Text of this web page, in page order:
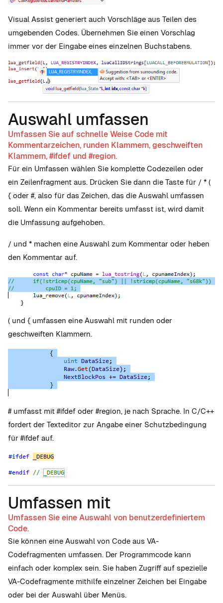
Visual Assist generiert auch Vorschläge aus Teilen des
umgebenden Codes. Übernehmen Sie einen Vorschlag
immer vor der Eingabe eines einzelnen Buchstabens.
Auswahl umfassen
Umfassen Sie auf schnelle Weise Code mit
Kommentarzeichen, runden Klammern, geschweiften
Klammern, #ifdef und #region.
Für ein Umfassen wählen Sie komplette Codezeilen oder
ein Zeilenfragment aus. Drücken Sie dann die Taste für / * (
{ oder #, also für das Zeichen, das die Auswahl umfassen
soll. Wenn ein Kommentar bereits umfasst ist, wird damit
die Umfassung aufgehoben.
/ und * machen eine Auswahl zum Kommentar oder heben
den Kommentar auf.
( und { umfassen eine Auswahl mit runden oder
geschweiften Klammern.
# umfasst mit #ifdef oder #region, je nach Sprache. In C/C++
fordert der Texteditor zur Angabe einer Schutzbedingung
für #ifdef auf.
Umfassen mit
Umfassen Sie eine Auswahl von benutzerdefiniertem
Code.
Sie können eine Auswahl von Code aus VA-
Codefragmenten umfassen. Der Programmcode kann
einfach oder komplex sein. Sie haben Zugriff auf spezielle
VA-Codefragmente mithilfe einzelner Zeichen bei Eingabe
oder bei der Auswahl über Menüs.